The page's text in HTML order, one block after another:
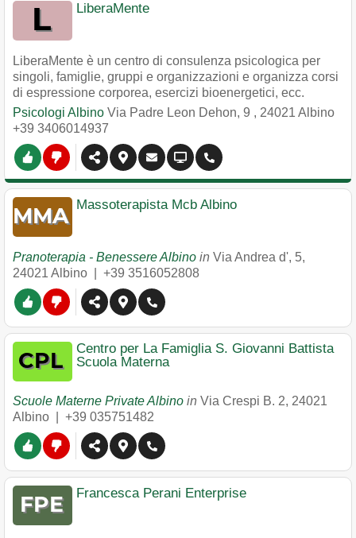
LiberaMente
LiberaMente è un centro di consulenza psicologica per
singoli, famiglie, gruppi e organizzazioni e organizza corsi
di espressione corporea, esercizi bioenergetici, ecc.
Psicologi Albino Via Padre Leon Dehon, 9 , 24021 Albino
+39 3406014937
Massoterapista Mcb Albino
Pranoterapia - Benessere Albino in Via Andrea d', 5,
24021 Albino +39 3516052808
Centro per La Famiglia S. Giovanni Battista
Scuola Materna
Scuole Materne Private Albino in Via Crespi B. 2, 24021
Albino
+39 035751482
Francesca Perani Enterprise